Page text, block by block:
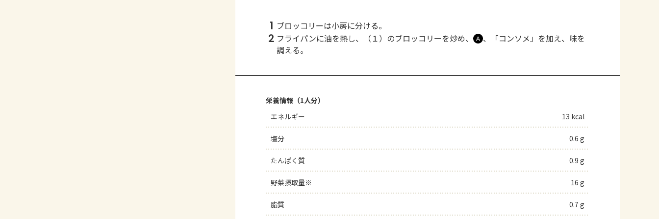
1 ブロッコリーは小房に分ける。
2 フライパンに油を熱し、（１）のブロッコリーを炒め、 Ａ 、「コンソメ」を加え、味を
調える。
栄養情報（1人分）
エネルギー
13 kcal
塩分 0.6 g
たんぱく質 0.9 g
野菜摂取量※ 16 g
脂質 0.7 g